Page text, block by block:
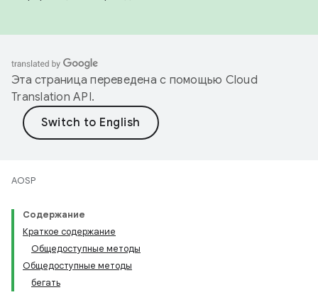
Эта страница переведена с помощью Cloud
Translation API.
AOSP
Содержание
Краткое содержание
Общедоступные методы
Общедоступные методы
бегать